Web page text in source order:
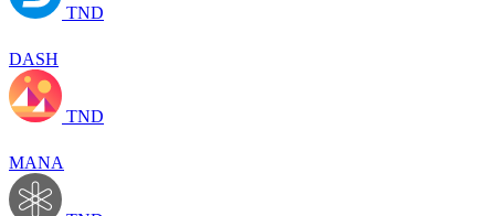
TND
DASH
TND
MANA